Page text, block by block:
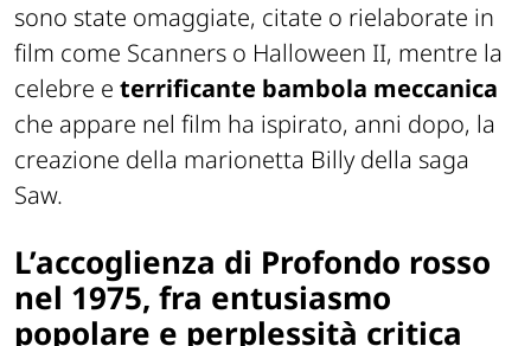
sono state omaggiate, citate o rielaborate in
film come Scanners o Halloween II, mentre la
celebre e terrificante bambola meccanica
che appare nel film ha ispirato, anni dopo, la
creazione della marionetta Billy della saga
Saw.
L’accoglienza di Profondo rosso
nel 1975, fra entusiasmo
popolare e perplessità critica